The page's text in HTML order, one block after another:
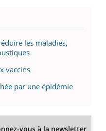
les maladies,
vaccins
par une épidémie
vous à la newsletter